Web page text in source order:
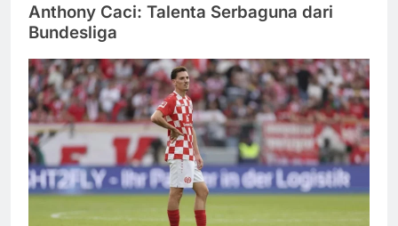
Anthony Caci: Talenta Serbaguna dari
Bundesliga